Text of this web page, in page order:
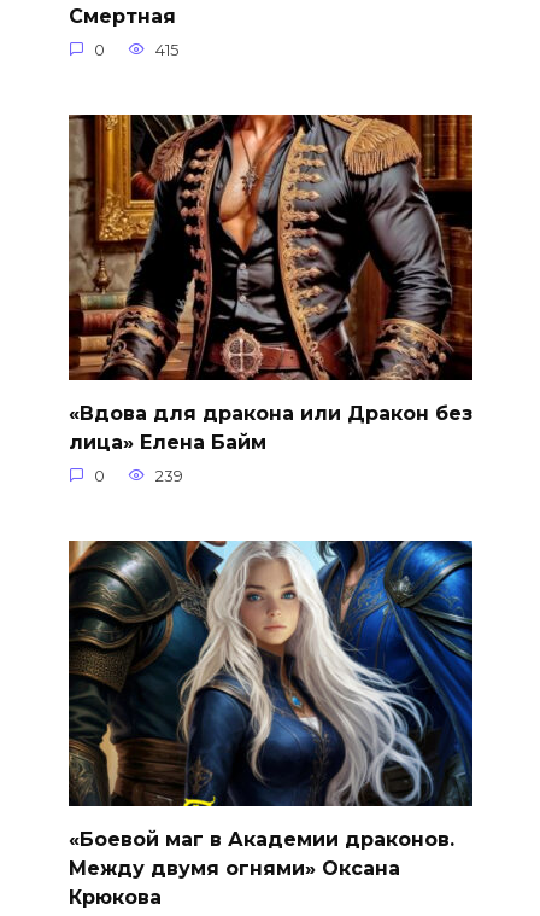
Смертная
0 415
«Вдова для дракона или Дракон без
лица» Елена Байм
0 239
«Боевой маг в Академии драконов.
Между двумя огнями» Оксана
Крюкова